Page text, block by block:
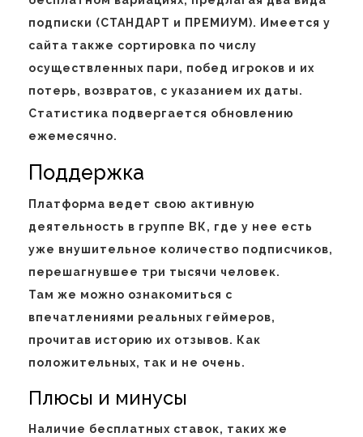
подписки (СТАНДАРТ и ПРЕМИУМ). Имеется у
сайта также сортировка по числу
осуществленных пари, побед игроков и их
потерь, возвратов, с указанием их даты.
Статистика подвергается обновлению
ежемесячно.
Поддержка
Платформа ведет свою активную
деятельность в группе ВК, где у нее есть
уже внушительное количество подписчиков,
перешагнувшее три тысячи человек.
Там же можно ознакомиться с
впечатлениями реальных геймеров,
прочитав историю их отзывов. Как
положительных, так и не очень.
Плюсы и минусы
Наличие бесплатных ставок, таких же